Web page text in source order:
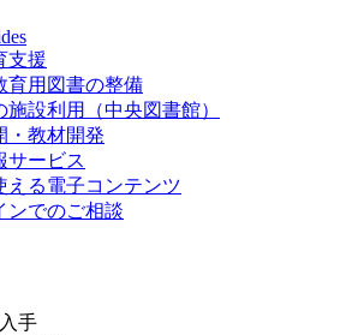
支援
育用図書の整備
施設利用（中央図書館）
・教材開発
サービス
える電子コンテンツ
ンでのご相談
手